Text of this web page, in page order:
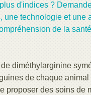
d'indices ?
une technologie et une
de la
de diméthylarginine
de chaque animal
proposer des soins de